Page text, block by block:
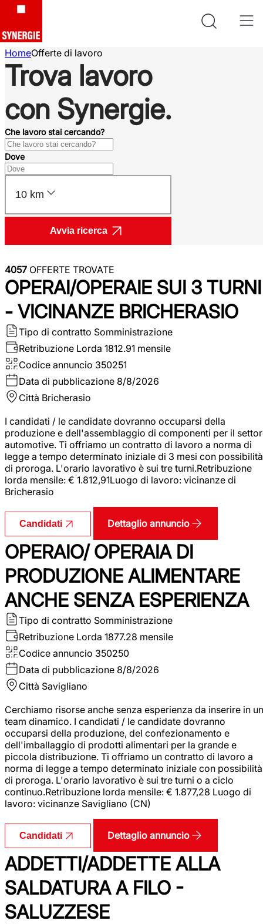
HomeOfferte di lavoro
Trova lavoro
con Synergie.
Che lavoro stai cercando?
Dove
10 km
Avvia ricerca
4057 OFFERTE TROVATE
OPERAI/OPERAIE SUI 3 TURNI
- VICINANZE BRICHERASIO
Tipo di contratto Somministrazione
Retribuzione Lorda 1812.91 mensile
Codice annuncio 350251
Data di pubblicazione 8/8/2026
Città Bricherasio
I candidati / le candidate dovranno occuparsi della
produzione e dell'assemblaggio di componenti per il
automotive. Ti offriamo un contratto di lavoro a norma di
legge a tempo determinato iniziale di 3 mesi con possibilità
di proroga. L'orario lavorativo è sui tre turni.Retribuzione
lorda mensile: € 1.812,91Luogo di lavoro: vicinanze di
Bricherasio
Candidati Dettaglio annuncio
OPERAIO/ OPERAIA DI
PRODUZIONE ALIMENTARE
ANCHE SENZA ESPERIENZA
Tipo di contratto Somministrazione
Retribuzione Lorda 1877.28 mensile
Codice annuncio 350250
Data di pubblicazione 8/8/2026
Città Savigliano
Cerchiamo risorse anche senza esperienza da inserire in un
team dinamico. I candidati / le candidate dovranno
occuparsi della produzione, del confezionamento e
dell'imballaggio di prodotti alimentari per la grande e
piccola distribuzione. Ti offriamo un contratto di lavoro a
norma di legge a tempo determinato iniziale con possibilità
di proroga. L'orario lavorativo è sui tre turni o a ciclo
continuo.Retribuzione lorda mensile: € 1.877,28 Luogo di
lavoro: vicinanze Savigliano (CN)
Candidati Dettaglio annuncio
ADDETTI/ADDETTE ALLA
SALDATURA A FILO -
SALUZZESE